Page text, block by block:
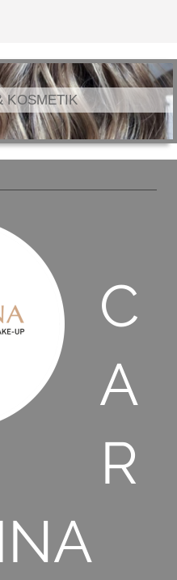
KOSMETIK
C
A
R